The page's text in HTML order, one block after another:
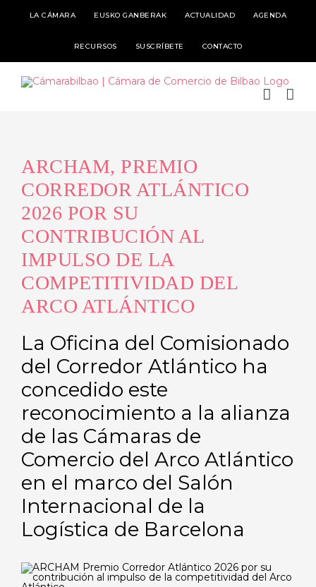
LA CÁMARA EUSKO GANBERAK ACTUALIDAD AGENDA
RECURSOS SUSCRÍBETE CONTACTO
ARCHAM, PREMIO
CORREDOR ATLÁNTICO
2026 POR SU
CONTRIBUCIÓN AL
IMPULSO DE LA
COMPETITIVIDAD DEL
ARCO ATLÁNTICO
La Oficina del Comisionado
del Corredor Atlántico ha
concedido este
reconocimiento a la alianza
de las Cámaras de
Comercio del Arco Atlántico
en el marco del Salón
Internacional de la
Logística de Barcelona